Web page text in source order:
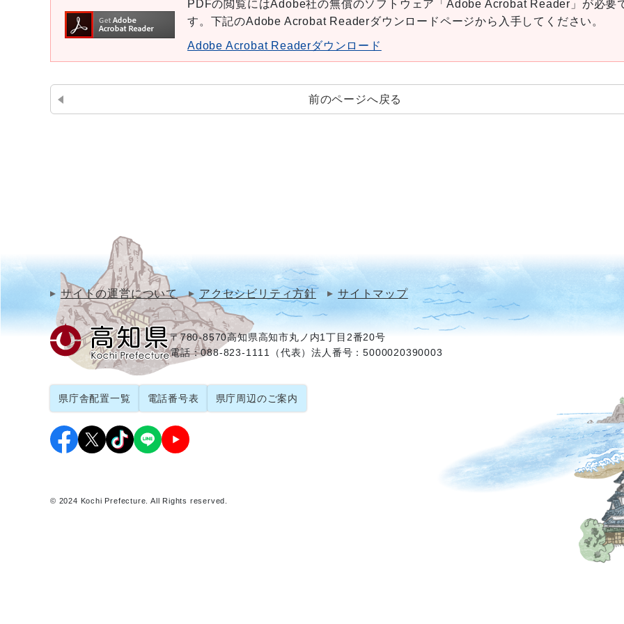
PDFの閲覧にはAdobe社の無償のソフトウェア「Adobe Acrobat Reader」が必要
す。下記のAdobe Acrobat Readerダウンロードページから入手してください。
Adobe Acrobat Readerダウンロード
前のページへ戻る
サイトの運営について アクセシビリティ方針 サイトマップ
〒780-8570高知県高知市丸ノ内1丁目2番20号
電話：088-823-1111（代表）法人番号：5000020390003
県庁舎配置一覧 電話番号表 県庁周辺のご案内
© 2024 Kochi Prefecture. All Rights reserved.